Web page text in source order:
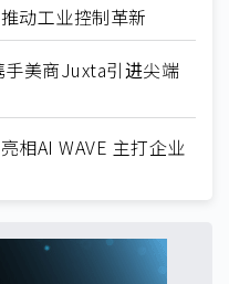
动工业控制革新
美商Juxta引进尖端
相AI WAVE 主打企业